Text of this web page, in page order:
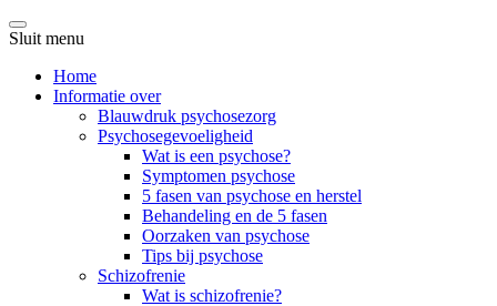
Sluit menu
Home
Informatie over
Blauwdruk psychosezorg
Psychosegevoeligheid
Wat is een psychose?
Symptomen psychose
5 fasen van psychose en herstel
Behandeling en de 5 fasen
Oorzaken van psychose
Tips bij psychose
Schizofrenie
Wat is schizofrenie?